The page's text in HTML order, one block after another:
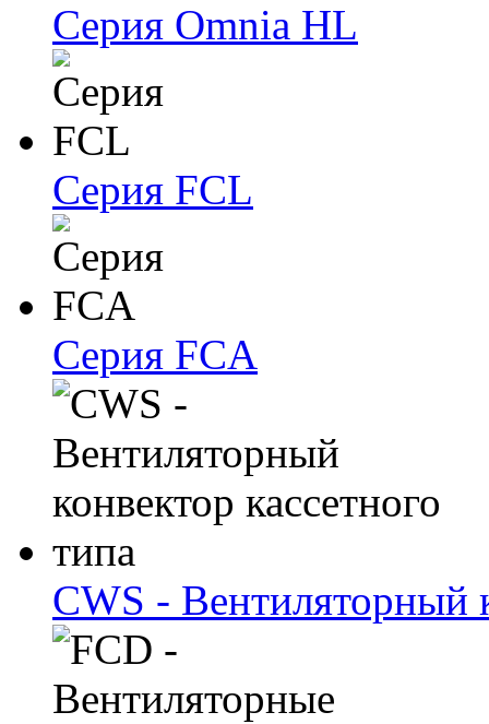
Серия Omnia HL
Серия FCL
Серия FCA
CWS - Вентиляторный